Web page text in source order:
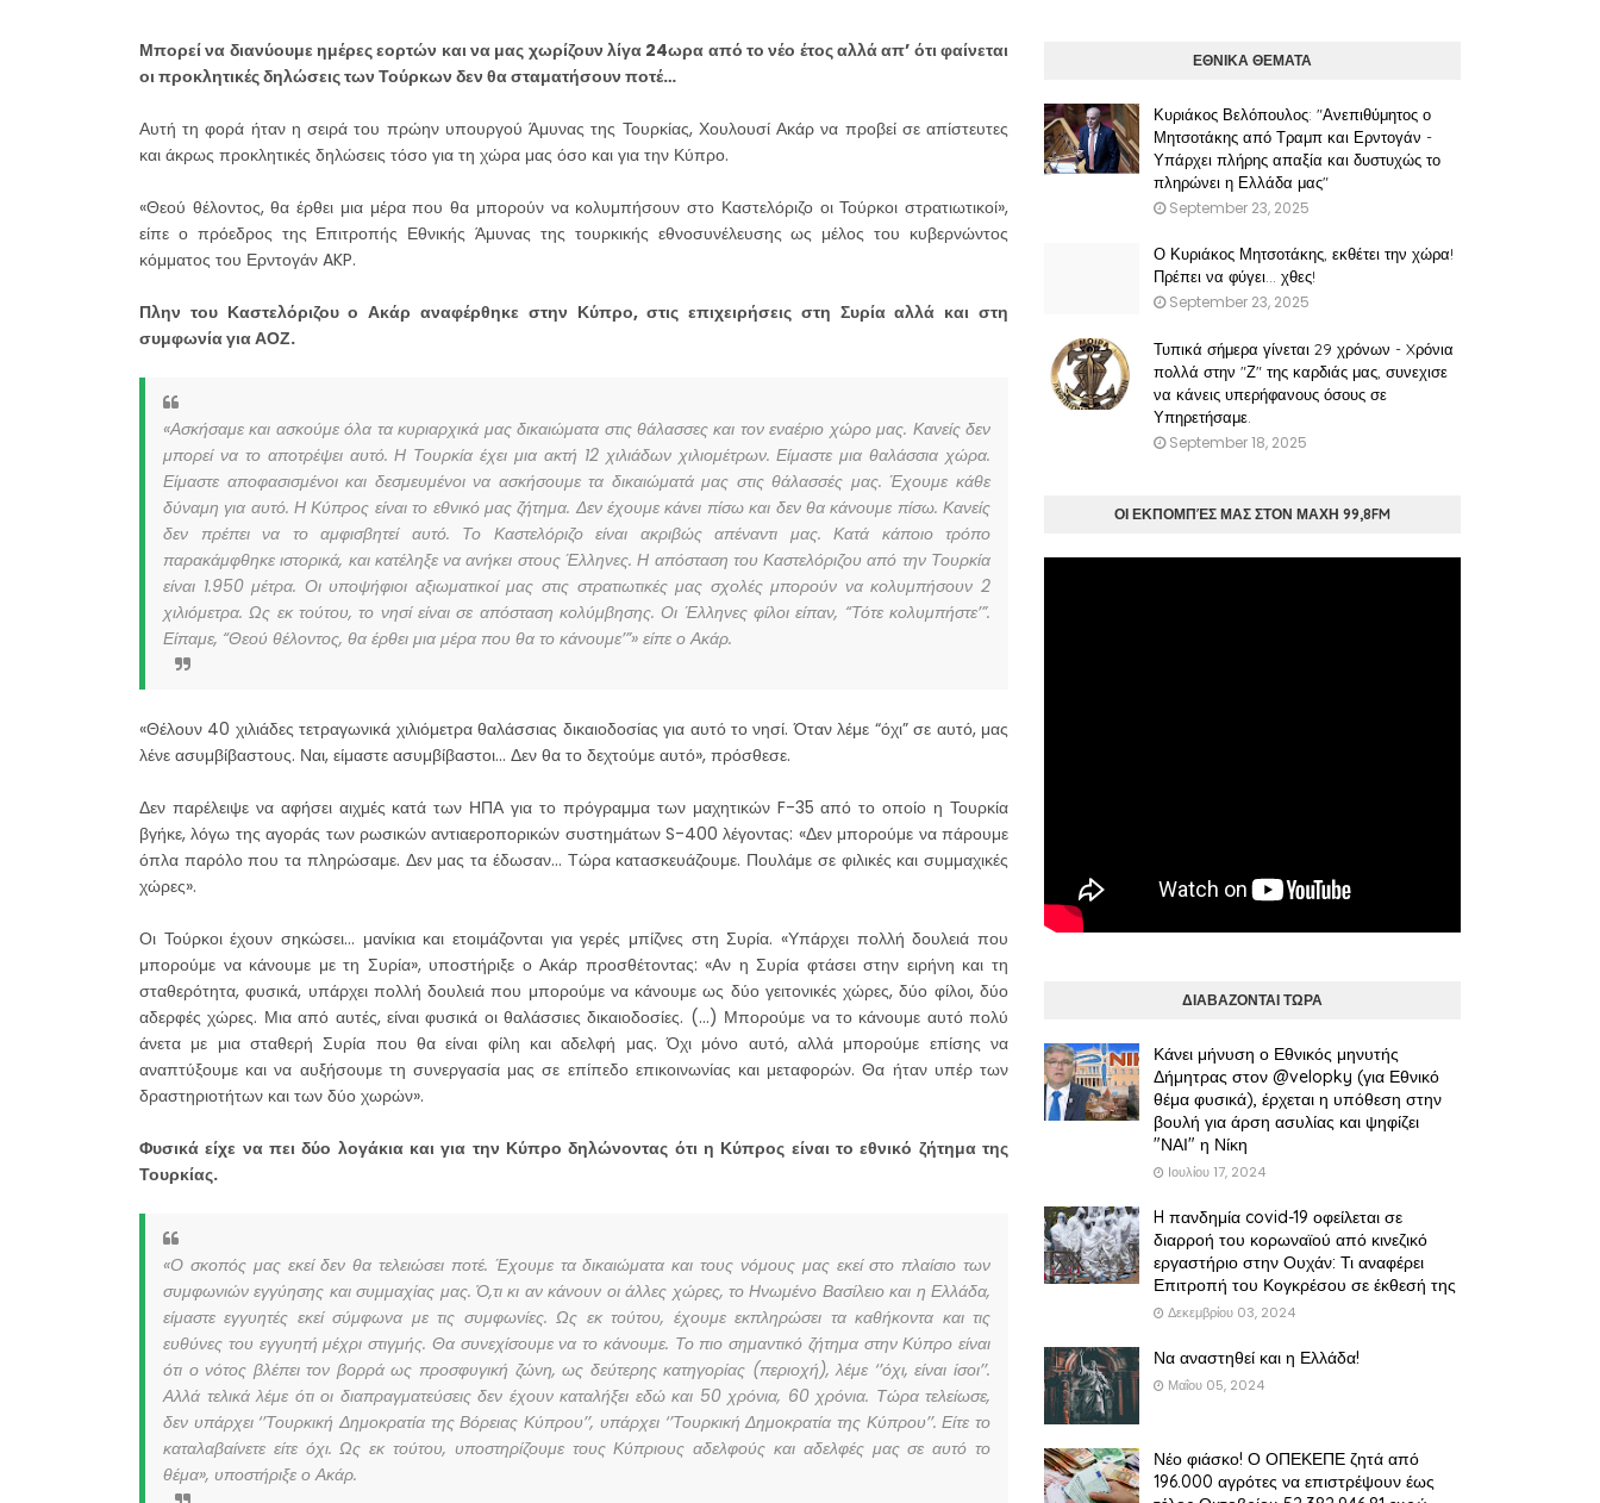
Μπορεί να διανύουμε ημέρες εορτών και να μας χωρίζουν λίγα 24ωρα από το νέο έτος αλλά απ’ ότι φαίνεται
οι προκλητικές δηλώσεις των Τούρκων δεν θα σταματήσουν ποτέ…
Αυτή τη φορά ήταν η σειρά του πρώην υπουργού Άμυνας της Τουρκίας, Χουλουσί Ακάρ να προβεί σε απίστευτες
και άκρως προκλητικές δηλώσεις τόσο για τη χώρα μας όσο και για την Κύπρο.
«Θεού θέλοντος, θα έρθει μια μέρα που θα μπορούν να κολυμπήσουν στο Καστελόριζο οι Τούρκοι στρατιωτικοί»,
είπε ο πρόεδρος της Επιτροπής Εθνικής Άμυνας της τουρκικής εθνοσυνέλευσης ως μέλος του κυβερνώντος
κόμματος του Ερντογάν AKP.
Πλην του Καστελόριζου ο Ακάρ αναφέρθηκε στην Κύπρο, στις επιχειρήσεις στη Συρία αλλά και στη
συμφωνία για ΑΟΖ.
«Ασκήσαμε και ασκούμε όλα τα κυριαρχικά μας δικαιώματα στις θάλασσες και τον εναέριο χώρο μας. Κανείς δεν
μπορεί να το αποτρέψει αυτό. Η Τουρκία έχει μια ακτή 12 χιλιάδων χιλιομέτρων. Είμαστε μια θαλάσσια χώρα.
Είμαστε αποφασισμένοι και δεσμευμένοι να ασκήσουμε τα δικαιώματά μας στις θάλασσές μας. Έχουμε κάθε
δύναμη για αυτό. Η Κύπρος είναι το εθνικό μας ζήτημα. Δεν έχουμε κάνει πίσω και δεν θα κάνουμε πίσω. Κανείς
δεν πρέπει να το αμφισβητεί αυτό. Το Καστελόριζο είναι ακριβώς απέναντι μας. Κατά κάποιο τρόπο
παρακάμφθηκε ιστορικά, και κατέληξε να ανήκει στους Έλληνες. Η απόσταση του Καστελόριζου από την Τουρκία
είναι 1.950 μέτρα. Οι υποψήφιοι αξιωματικοί μας στις στρατιωτικές μας σχολές μπορούν να κολυμπήσουν 2
χιλιόμετρα. Ως εκ τούτου, το νησί είναι σε απόσταση κολύμβησης. Οι Έλληνες φίλοι είπαν, “Τότε κολυμπήστε’”.
Είπαμε, “Θεού θέλοντος, θα έρθει μια μέρα που θα το κάνουμε’”» είπε ο Ακάρ.
«Θέλουν 40 χιλιάδες τετραγωνικά χιλιόμετρα θαλάσσιας δικαιοδοσίας για αυτό το νησί. Όταν λέμε “όχι” σε αυτό, μας
λένε ασυμβίβαστους. Ναι, είμαστε ασυμβίβαστοι… Δεν θα το δεχτούμε αυτό», πρόσθεσε.
Δεν παρέλειψε να αφήσει αιχμές κατά των ΗΠΑ για το πρόγραμμα των μαχητικών F-35 από το οποίο η Τουρκία
βγήκε, λόγω της αγοράς των ρωσικών αντιαεροπορικών συστημάτων S-400 λέγοντας: «Δεν μπορούμε να πάρουμε
όπλα παρόλο που τα πληρώσαμε. Δεν μας τα έδωσαν… Τώρα κατασκευάζουμε. Πουλάμε σε φιλικές και συμμαχικές
χώρες».
Οι Τούρκοι έχουν σηκώσει… μανίκια και ετοιμάζονται για γερές μπίζνες στη Συρία. «Υπάρχει πολλή δουλειά που
μπορούμε να κάνουμε με τη Συρία», υποστήριξε ο Ακάρ προσθέτοντας: «Αν η Συρία φτάσει στην ειρήνη και τη
σταθερότητα, φυσικά, υπάρχει πολλή δουλειά που μπορούμε να κάνουμε ως δύο γειτονικές χώρες, δύο φίλοι, δύο
αδερφές χώρες. Μια από αυτές, είναι φυσικά οι θαλάσσιες δικαιοδοσίες. (…) Μπορούμε να το κάνουμε αυτό πολύ
άνετα με μια σταθερή Συρία που θα είναι φίλη και αδελφή μας. Όχι μόνο αυτό, αλλά μπορούμε επίσης να
αναπτύξουμε και να αυξήσουμε τη συνεργασία μας σε επίπεδο επικοινωνίας και μεταφορών. Θα ήταν υπέρ των
δραστηριοτήτων και των δύο χωρών».
Φυσικά είχε να πει δύο λογάκια και για την Κύπρο δηλώνοντας ότι η Κύπρος είναι το εθνικό ζήτημα της
Τουρκίας.
«Ο σκοπός μας εκεί δεν θα τελειώσει ποτέ. Έχουμε τα δικαιώματα και τους νόμους μας εκεί στο πλαίσιο των
συμφωνιών εγγύησης και συμμαχίας μας. Ό,τι κι αν κάνουν οι άλλες χώρες, το Ηνωμένο Βασίλειο και η Ελλάδα,
είμαστε εγγυητές εκεί σύμφωνα με τις συμφωνίες. Ως εκ τούτου, έχουμε εκπληρώσει τα καθήκοντα και τις
ευθύνες του εγγυητή μέχρι στιγμής. Θα συνεχίσουμε να το κάνουμε. Το πιο σημαντικό ζήτημα στην Κύπρο είναι
ότι ο νότος βλέπει τον βορρά ως προσφυγική ζώνη, ως δεύτερης κατηγορίας (περιοχή), λέμε ‘’όχι, είναι ίσοι’’.
Αλλά τελικά λέμε ότι οι διαπραγματεύσεις δεν έχουν καταλήξει εδώ και 50 χρόνια, 60 χρόνια. Τώρα τελείωσε,
δεν υπάρχει ‘’Τουρκική Δημοκρατία της Βόρειας Κύπρου’’, υπάρχει ‘’Τουρκική Δημοκρατία της Κύπρου’’. Είτε το
καταλαβαίνετε είτε όχι. Ως εκ τούτου, υποστηρίζουμε τους Κύπριους αδελφούς και αδελφές μας σε αυτό το
θέμα», υποστήριξε ο Ακάρ.
ΕΘΝΙΚΑ ΘΕΜΑΤΑ
Κυριάκος Βελόπουλος: "Ανεπιθύμητος ο
Μητσοτάκης από Τραμπ και Ερντογάν -
Υπάρχει πλήρης απαξία και δυστυχώς το
πληρώνει η Ελλάδα μας"
September 23, 2025
Ο Κυριάκος Μητσοτάκης, εκθέτει την χώρα!
Πρέπει να φύγει… χθες!
September 23, 2025
Τυπικά σήμερα γίνεται 29 χρόνων - Xρόνια
πολλά στην "Ζ" της καρδιάς μας, συνεχισε
να κάνεις υπερήφανους όσους σε
Υπηρετήσαμε.
September 18, 2025
ΟΙ ΕΚΠΟΜΠΈΣ ΜΑΣ ΣΤΟΝ ΜΑΧΗ 99,8FM
ΔΙΑΒΑΖΟΝΤΑΙ ΤΩΡΑ
Κάνει μήνυση ο Εθνικός μηνυτής
Δήμητρας στον @velopky (για Εθνικό
θέμα φυσικά), έρχεται η υπόθεση στην
βουλή για άρση ασυλίας και ψηφίζει
"ΝΑΙ" η Νίκη
Ιουλίου 17, 2024
H πανδημία covid-19 οφείλεται σε
διαρροή του κορωναϊού από κινεζικό
εργαστήριο στην Ουχάν: Τι αναφέρει
Επιτροπή του Κογκρέσου σε έκθεσή της
Δεκεμβρίου 03, 2024
Να αναστηθεί και η Ελλάδα!
Μαΐου 05, 2024
Νέο φιάσκο! Ο ΟΠΕΚΕΠΕ ζητά από
196.000 αγρότες να επιστρέψουν έως